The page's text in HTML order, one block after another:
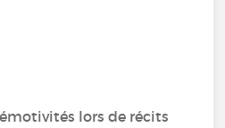
lors de récits